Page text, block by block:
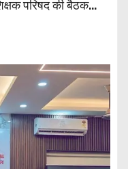
परिषद की बैठक
सभी